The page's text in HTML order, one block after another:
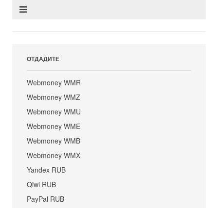
ОТДАДИТЕ
Webmoney WMR
Webmoney WMZ
Webmoney WMU
Webmoney WME
Webmoney WMB
Webmoney WMX
Yandex RUB
Qiwi RUB
PayPal RUB